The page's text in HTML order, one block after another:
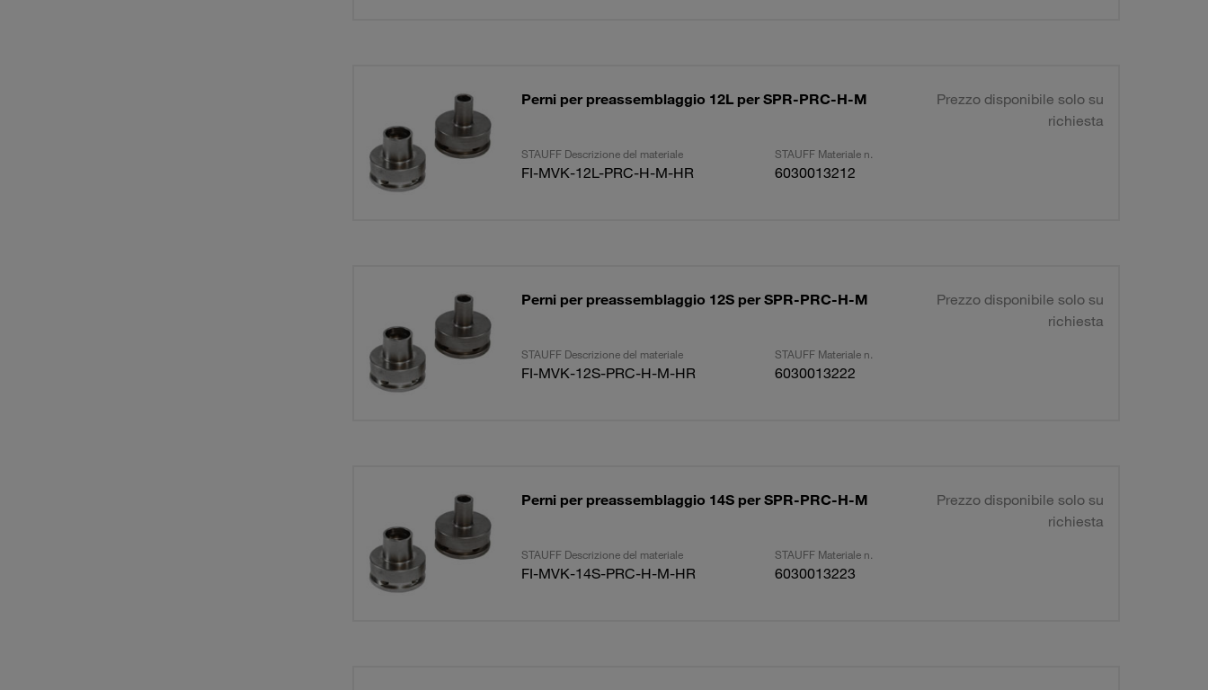
Perni per preassemblaggio 12L per SPR-PRC-H-M
Prezzo disponibile solo su
richiesta
STAUFF Descrizione del materiale STAUFF Materiale n.
FI-MVK-12L-PRC-H-M-HR 6030013212
Perni per preassemblaggio 12S per SPR-PRC-H-M
Prezzo disponibile solo su
richiesta
STAUFF Descrizione del materiale STAUFF Materiale n.
FI-MVK-12S-PRC-H-M-HR 6030013222
Perni per preassemblaggio 14S per SPR-PRC-H-M
Prezzo disponibile solo su
richiesta
STAUFF Descrizione del materiale STAUFF Materiale n.
FI-MVK-14S-PRC-H-M-HR 6030013223